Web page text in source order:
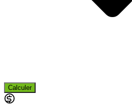
Calculer